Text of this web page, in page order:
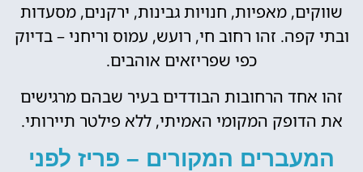
שווקים, מאפיות, חנויות גבינות, ירקנים, מסעדות
ובתי קפה. זהו רחוב חי, רועש, עמוס וריחני – בדיוק
כפי שפריזאים אוהבים.
זהו אחד הרחובות הבודדים בעיר שבהם מרגישים
את הדופק המקומי האמיתי, ללא פילטר תיירותי.
המעברים המקורים – פריז לפני